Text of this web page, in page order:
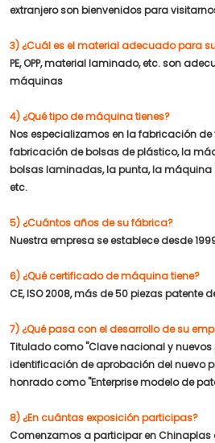
extranjero son bienvenidos para
3) ¿Cuál es el material adecuado para
PE, OPP, material laminado, etc. son
máquinas
4) ¿Qué tipo de máquina tienes?
Nos especializamos en la fabricación
fabricación de bolsas de plástico, la
bolsas laminadas, la punta, la máquina
etc.
5) ¿Cuántos años de su fábrica?
Nuestra empresa se establece desde
6) ¿Qué certificado de máquina tiene?
CE, ISO 2008, más de 50 piezas patente
7) ¿Qué pasa con el desarrollo de su
Titulado como "Clave nacional y
identificación de aprobación del nuevo
honrado como "Enterprise modelo de
8) ¿En cuántas exposición participas?
Comenzamos a participar en Chinaplas